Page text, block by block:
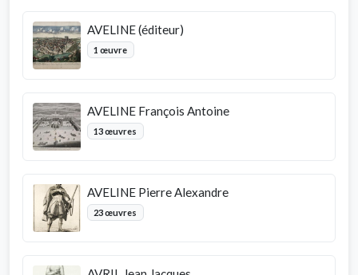
AVELINE (éditeur)
1 œuvre
AVELINE François Antoine
13 œuvres
AVELINE Pierre Alexandre
23 œuvres